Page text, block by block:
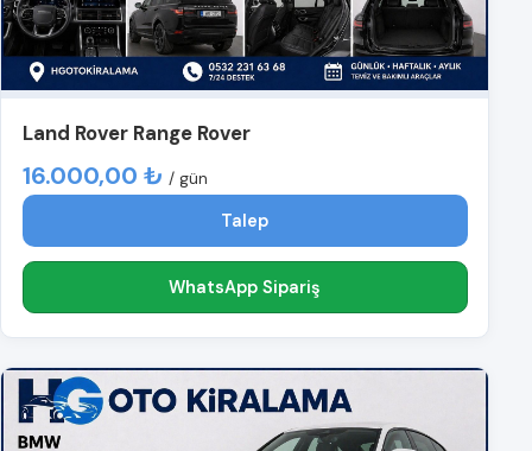
Land Rover Range Rover
16.000,00 ₺ / gün
Talep
WhatsApp Sipariş